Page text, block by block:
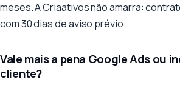
meses. A Criaativos não amarra:
com 30 dias de aviso prévio.
Vale mais a pena Google Ads ou
cliente?